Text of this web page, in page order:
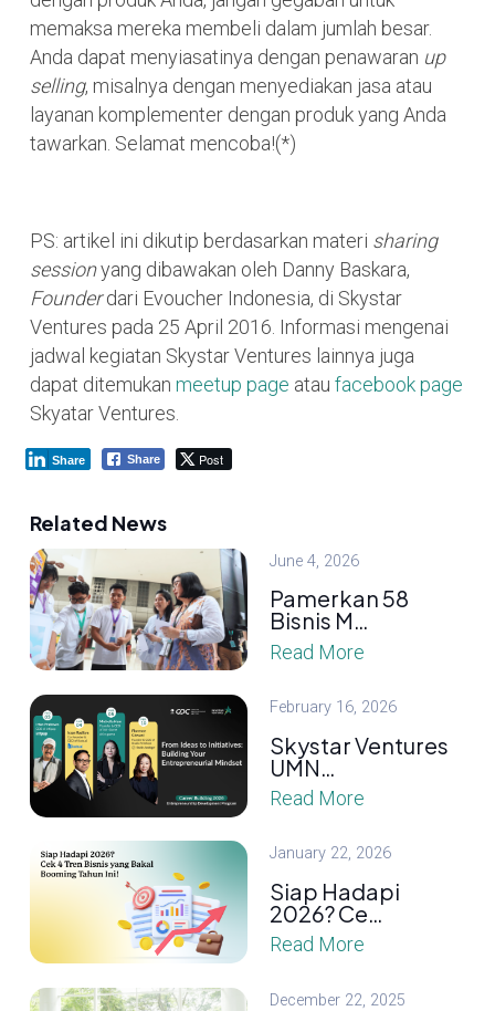
memaksa mereka membeli dalam jumlah besar.
Anda dapat menyiasatinya dengan penawaran up
selling, misalnya dengan menyediakan jasa atau
layanan komplementer dengan produk yang Anda
tawarkan. Selamat mencoba!(*)
PS: artikel ini dikutip berdasarkan materi sharing
sessionyang dibawakan oleh Danny Baskara,
Founderdari Evoucher Indonesia, di Skystar
Ventures pada 25 April 2016. Informasi mengenai
jadwal kegiatan Skystar Ventures lainnya juga
dapat ditemukan meetup page atau facebook page
Skyatar Ventures.
Share Post
Share
Related News
June 4, 2026
Pamerkan 58
Bisnis M…
Read More
February 16, 2026
Skystar Ventures
UMN…
Read More
January 22, 2026
Siap Hadapi
2026? Ce…
Read More
December 22, 2025